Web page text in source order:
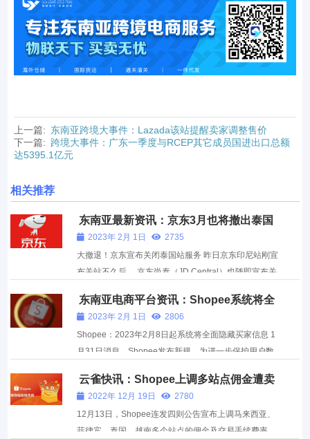
上一篇: 东南亚跨境大事件：Lazada该站提醒卖家调整售价
下一篇: 跨境大事件：广东一季度与RCEP其它成员国进出口总额
达5395.1亿元
相关推荐
东南亚最新资讯：京东3月也将撤出泰国
站 2023年 2月 1日
2735
大撤退！京东宣布关闭泰国站服务 昨日京东印尼站刚宣
布关站不久后， 京东尚泰（JD Central）也随即宣布关
制模式的想法可能并没有看上去那么美好。虽然疫情期
间电商市场取得超预期成长，但随着经济生活回归常态
化，...
东南亚电商平台资讯：Shopee系统将全
面隐藏买家信息
2023年 2月 1日
2806
Shopee：2023年2月8日起系统将全面隐藏买家信息 1
月31日消息，Shopee发布新规，为进一步保护用户数
姓名和联络方式，并在部分订单履行阶段隐藏买家地
址。 Shopee平台建议所有卖家通过Shopee聊聊联系
买家，以方便留存...
云雀快讯：Shopee上调多站点佣金遭卖
家怒批
2022年 12月 19日
2780
12月13日，Shopee连发四则公告宣布上调马来西亚、
菲律宾、泰国、越南多个站点的佣金及交易手续费率、